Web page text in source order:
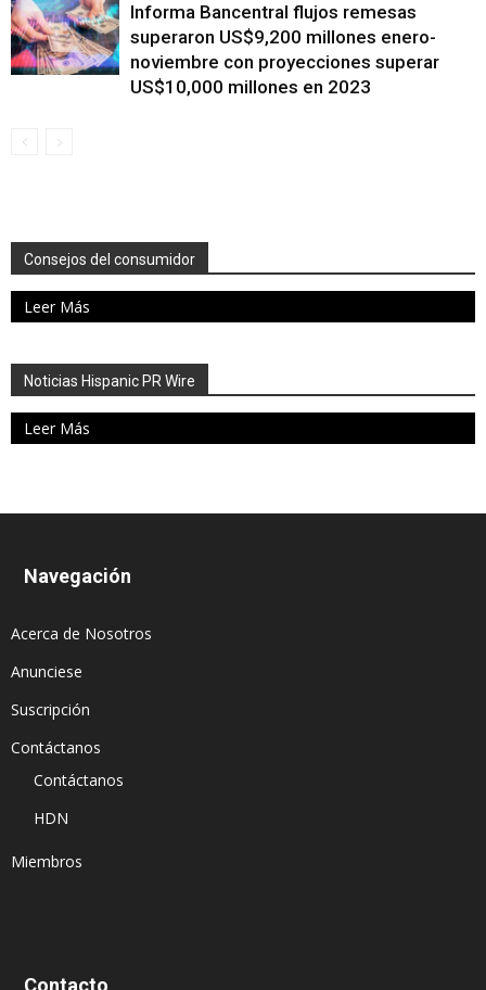
Informa Bancentral flujos remesas
superaron US$9,200 millones enero-
noviembre con proyecciones superar
US$10,000 millones en 2023
Consejos del consumidor
Leer Más
Noticias Hispanic PR Wire
Leer Más
Navegación
Acerca de Nosotros
Anunciese
Suscripción
Contáctanos
Contáctanos
HDN
Miembros
Contacto